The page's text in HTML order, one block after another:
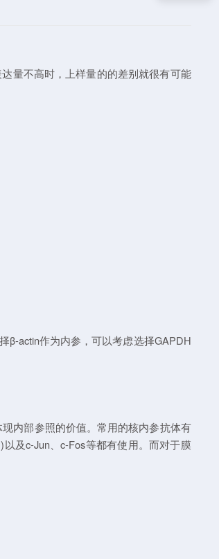
量不高时，上样量的的差别就很有可能
β-actin作为内参，可以考虑选择GAPDH
内部参照的价值。常用的核内参抗体有
及c-Jun、c-Fos等都有使用。而对于膜